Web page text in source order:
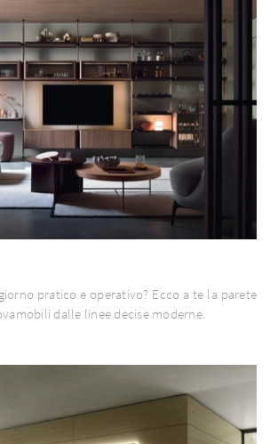
pratico e operativo? Ecco a te la parete
dalle linee decise moderne.